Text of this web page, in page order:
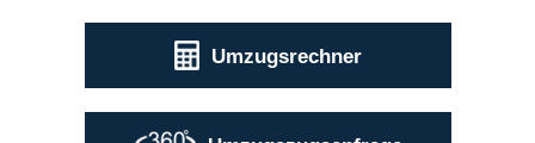
Umzugsrechner